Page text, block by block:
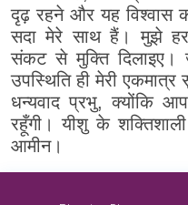
दृढ़ रहने और यह विश्वास
सदा मेरे साथ हैं। मुझे
संकट से मुक्ति
उपस्थिति ही मेरी एकमात्र
धन्यवाद प्रभु, क्योंकि
रहूँगी। यीशु के
आमीन।